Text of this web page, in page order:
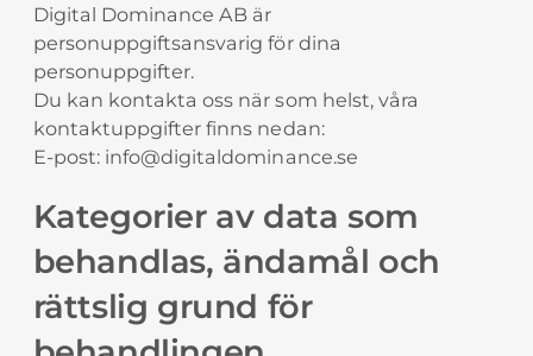
Digital Dominance AB är
personuppgiftsansvarig för dina
personuppgifter.
Du kan kontakta oss när som helst, våra
kontaktuppgifter finns nedan:
E-post: info@digitaldominance.se
Kategorier av data som
behandlas, ändamål och
rättslig grund för